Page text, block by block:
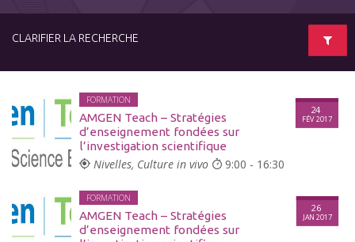
CLARIFIER LA RECHERCHE
FORMATION
AMGEN Teach – Stratégies
d’enseignement fondées sur
l’investigation scientifique
24
FÉV 2017
Nivelles, Culture in vivo 9:00 - 16:30
FORMATION
AMGEN Teach – Stratégies
d’enseignement fondées sur
26
JAN 2017